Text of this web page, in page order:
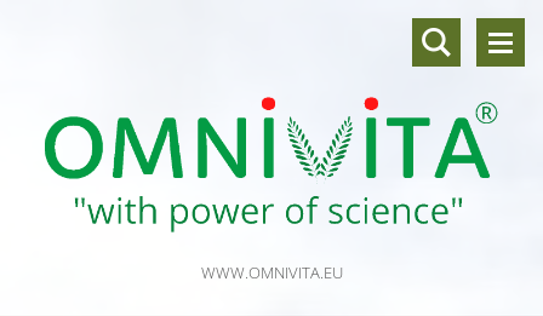
WWW.OMNIVITA.EU